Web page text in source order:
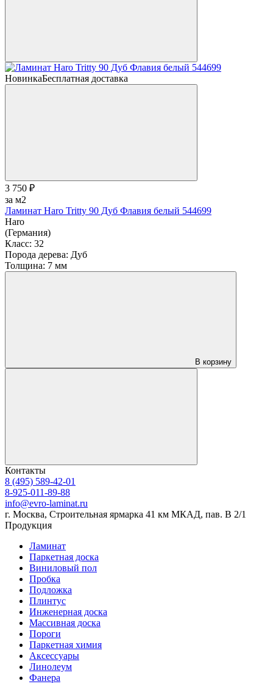
НовинкаБесплатная доставка
3 750 ₽
за м2
Ламинат Haro Tritty 90 Дуб Флавия белый 544699
Haro
(Германия)
Класс: 32
Порода дерева: Дуб
Толщина: 7 мм
В корзину
Контакты
8 (495) 589-42-01
8-925-011-89-88
info@evro-laminat.ru
г. Москва, Строительная ярмарка 41 км МКАД, пав. В 2/1
Продукция
Ламинат
Паркетная доска
Виниловый пол
Пробка
Подложка
Плинтус
Инженерная доска
Массивная доска
Пороги
Паркетная химия
Аксессуары
Линолеум
Фанера